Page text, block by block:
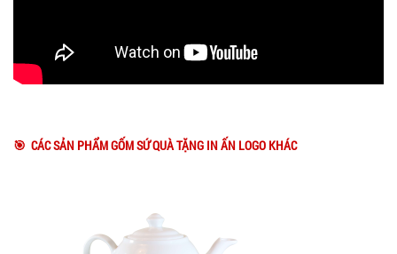
🎯 CÁC SẢN PHẨM GỐM SỨ QUÀ TẶNG IN ẤN LOGO KHÁC